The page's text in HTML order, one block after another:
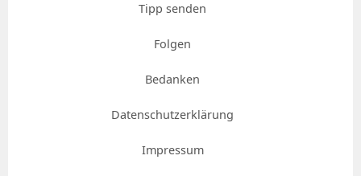
Tipp senden
Folgen
Bedanken
Datenschutzerklärung
Impressum